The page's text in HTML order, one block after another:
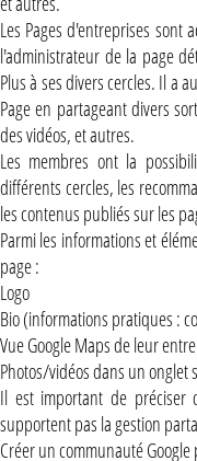
Les Pages d'entreprises sont
l'administrateur de la page
Plus à ses divers cercles. Il a
Page en partageant divers
des vidéos, et autres.
Les membres ont la
différents cercles, les
les contenus publiés sur les
Parmi les informations et
page :
Logo
Bio (informations pratiques :
Vue Google Maps de leur
Photos/vidéos dans un onglet
Il est important de préciser
supportent pas la gestion
Créer un communauté Google